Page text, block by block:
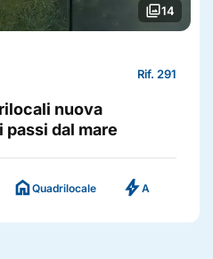
photo_library14
Rif. 291
nuova
dal mare
homeQuadrilocale boltA